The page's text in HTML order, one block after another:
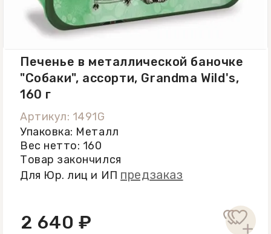
Хранить в сухом прохладном месте,
защищенном от прямых солнечных
вскрытия упаковки хранить в
герметичном контейнере и
употребить в течение 30 дней.
Печенье в металлической баночке
"Собаки", ассорти, Grandma Wild's,
160 г
Артикул: 1491G
Упаковка: Металл
Вес нетто: 160
Товар закончился
Для Юр. лиц и ИП предзаказ
2 640 ₽